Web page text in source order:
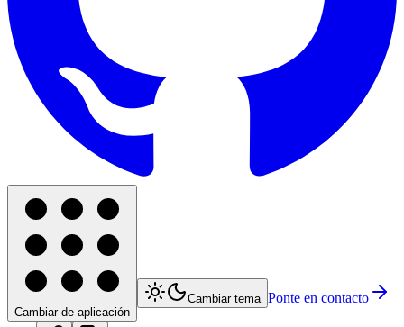
Cambiar de aplicación
Cambiar tema Ponte en contacto